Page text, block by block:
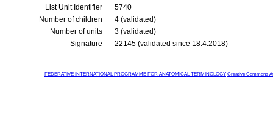
List Unit Identifier
5740
Number of children
4 (validated)
Number of units
3 (validated)
Signature
22145 (validated since 18.4.2018)
FEDERATIVE INTERNATIONAL PROGRAMME FOR ANATOMICAL TERMINOLOGY Creative Commons